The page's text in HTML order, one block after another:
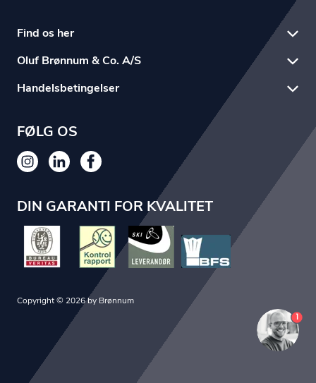
Du er nu logget ind som {customerName}
Find os her
Oluf Brønnum & Co. A/S
Handelsbetingelser
FØLG OS
DIN GARANTI FOR KVALITET
Copyright © 2026 by Brønnum
1